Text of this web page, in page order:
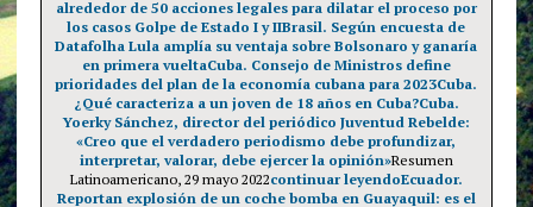
alrededor de 50 acciones legales para dilatar el proceso por
los casos Golpe de Estado I y IIBrasil. Según encuesta de
Datafolha Lula amplía su ventaja sobre Bolsonaro y ganaría
en primera vueltaCuba. Consejo de Ministros define
prioridades del plan de la economía cubana para 2023Cuba.
¿Qué caracteriza a un joven de 18 años en Cuba?Cuba.
Yoerky Sánchez, director del periódico Juventud Rebelde:
«Creo que el verdadero periodismo debe profundizar,
interpretar, valorar, debe ejercer la opinión»Resumen
Latinoamericano, 29 mayo 2022continuar leyendoEcuador.
Reportan explosión de un coche bomba en Guayaquil: es el